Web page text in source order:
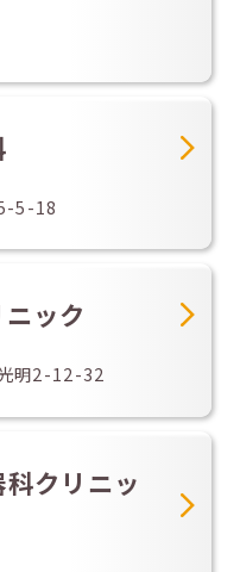
5-18
ック
明2-12-32
クリニッ